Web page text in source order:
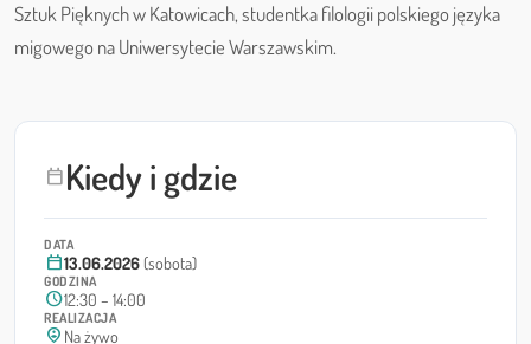
calendar_todayKiedy i gdzie
DATA
calendar_today13.06.2026 (sobota)
GODZINA
schedule12:30 – 14:00
REALIZACJA
person_pin_circle Na żywo
Sztuk Pięknych w Katowicach, studentka filologii polskiego języka
migowego na Uniwersytecie Warszawskim.